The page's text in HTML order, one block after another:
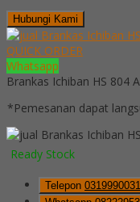
Hubungi Kami
QUICK ORDER
Whatsapp
Brankas Ichiban HS 804 A
*Pemesanan dapat
Ready Stock
Telepon